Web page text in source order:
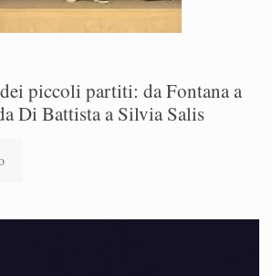
piccoli partiti: da Fontana a
Di Battista a Silvia Salis